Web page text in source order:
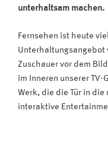
unterhaltsam machen.
Fernsehen ist heute
Zuschauer vor dem
im Inneren unserer
Werk, die die Tür in
interaktive